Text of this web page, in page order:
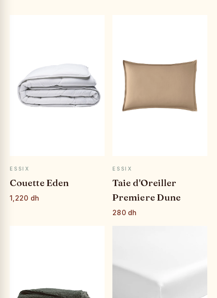
APERÇU RAPIDE
ESSIX
Couette Eden
1,220 dh
APERÇU RAPIDE
ESSIX
Taie d'Oreiller
Premiere Dune
280 dh